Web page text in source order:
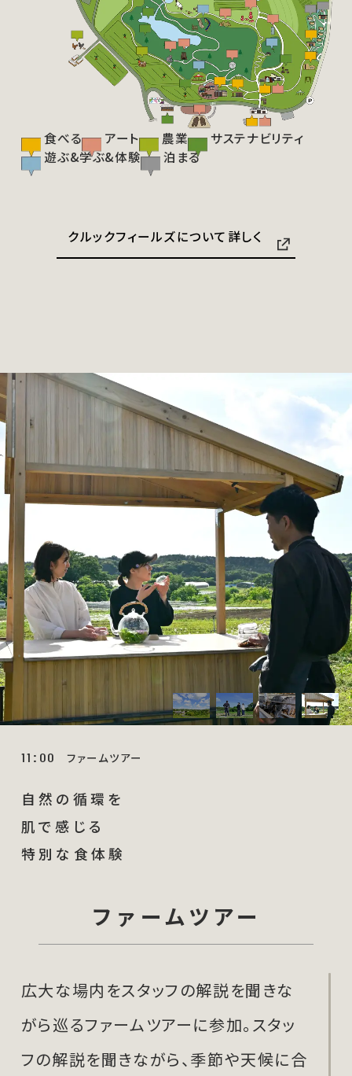
食べる アート 農業
サステナビリティ
遊ぶ&学ぶ&体験
泊まる
クルックフィールズについて詳しく
11 : 00 ファームツアー
自然の循環を
肌で感じる
特別な食体験
ファームツアー
広大な場内をスタッフの解説を聞きな
がら巡るファームツアーに参加。スタッ
フの解説を聞きながら、季節や天候に合